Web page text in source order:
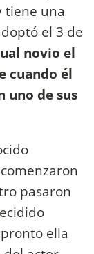
tiene una
el 3 de
novio el
cuando él
uno de sus
pasaron
ella